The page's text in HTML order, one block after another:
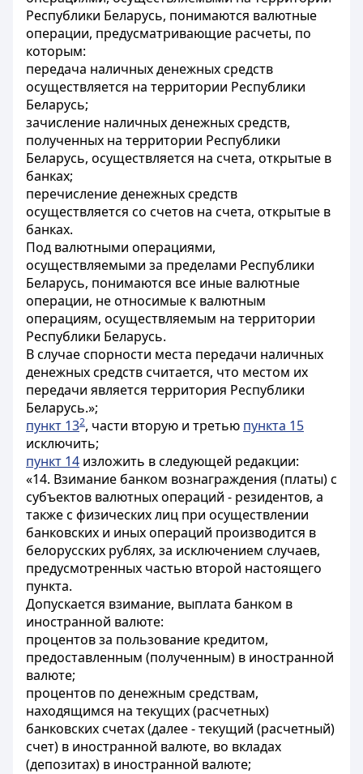
Республики Беларусь, понимаются валютные
операции, предусматривающие расчеты, по
которым:
передача наличных денежных средств
осуществляется на территории Республики
Беларусь;
зачисление наличных денежных средств,
полученных на территории Республики
Беларусь, осуществляется на счета, открытые в
банках;
перечисление денежных средств
осуществляется со счетов на счета, открытые в
банках.
Под валютными операциями,
осуществляемыми за пределами Республики
Беларусь, понимаются все иные валютные
операции, не относимые к валютным
операциям, осуществляемым на территории
Республики Беларусь.
В случае спорности места передачи наличных
денежных средств считается, что местом их
передачи является территория Республики
Беларусь.»;
пункт 132, части вторую и третью пункта 15
исключить;
пункт 14 изложить в следующей редакции:
«14. Взимание банком вознаграждения (платы) с
субъектов валютных операций - резидентов, а
также с физических лиц при осуществлении
банковских и иных операций производится в
белорусских рублях, за исключением случаев,
предусмотренных частью второй настоящего
пункта.
Допускается взимание, выплата банком в
иностранной валюте:
процентов за пользование кредитом,
предоставленным (полученным) в иностранной
валюте;
процентов по денежным средствам,
находящимся на текущих (расчетных)
банковских счетах (далее - текущий (расчетный)
счет) в иностранной валюте, во вкладах
(депозитах) в иностранной валюте;